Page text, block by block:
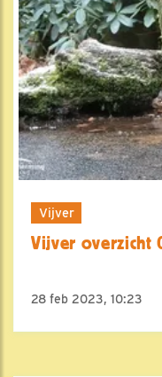
Vijver
Vijver overzicht
28 feb 2023, 10:23